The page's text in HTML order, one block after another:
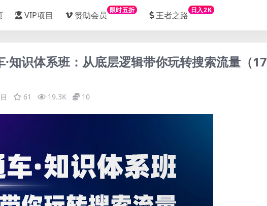
VIP项目 赞助会员 限时五折 王者之路 日入2K
·知识体系班：从底层逻辑带你玩转搜索流量（17
61 19.3K 10